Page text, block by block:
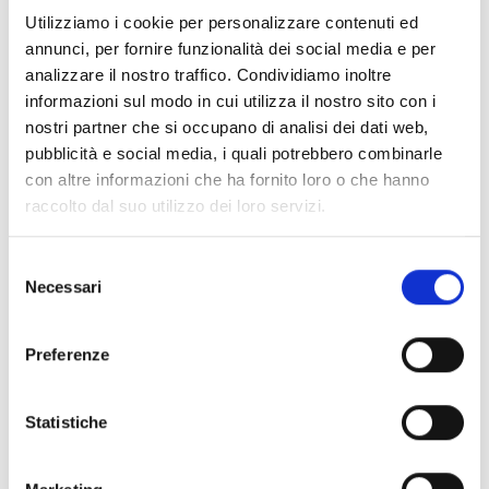
Utilizziamo i cookie per personalizzare contenuti ed
annunci, per fornire funzionalità dei social media e per
analizzare il nostro traffico. Condividiamo inoltre
informazioni sul modo in cui utilizza il nostro sito con i
nostri partner che si occupano di analisi dei dati web,
pubblicità e social media, i quali potrebbero combinarle
con altre informazioni che ha fornito loro o che hanno
raccolto dal suo utilizzo dei loro servizi.
delNecessari
Preferenze
Statistiche
I giovani riceveranno un aiuto più concreto ed
avranno migliori possibilità di trovare lavoro
grazie al finanziamento di 350 milioni di EUR
destinato all'iniziativa per l'occupazione
giovanile, un programma fondamentale che
mira ad affrontare il problema della
disoccupazione giovanile nei nostri Stati membri.
- Il sostegno a favore degli agricoltori europei
Fondo europeo per la difesa, il bilancio prevede
finanziare la ricerca collaborativa in tecnologie e
25 milioni di EUR già stanziati nel 2017, gli
stanziamenti totali destinati dall'UE alla ricerca in
materia di difesa fino al 2019 ammontano a 90